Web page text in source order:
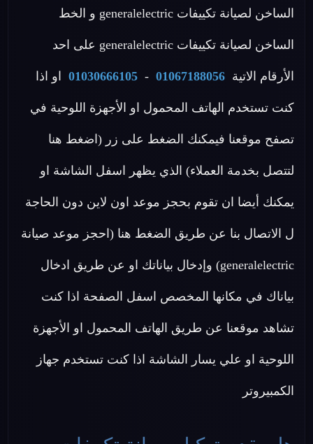
الساخن لصيانة تكييفات generalelectric و الخط
الساخن لصيانة تكييفات generalelectric على احد
الأرقام الاتية 01067188056
-
01030666105 او اذا
كنت تستخدم الهاتف المحمول او الأجهزة اللوحية في
تصفح موقعنا فيمكنك الضغط على زر (اضغط هنا
لتتصل بخدمة العملاء) الذي يظهر اسفل الشاشة او
يمكنك أيضا ان تقوم بحجز موعد اون لاين دون الحاجة
ل الاتصال بنا عن طريق الضغط هنا (احجز موعد صيانة
generalelectric) وإدخال بياناتك او عن طريق ادخال
بياناك في مكانها المخصص اسفل الصفحة اذا كنت
تشاهد موقعنا عن طريق الهاتف المحمول او الأجهزة
اللوحية او علي يسار الشاشة اذا كنت تستخدم جهاز
الكمبيروتر